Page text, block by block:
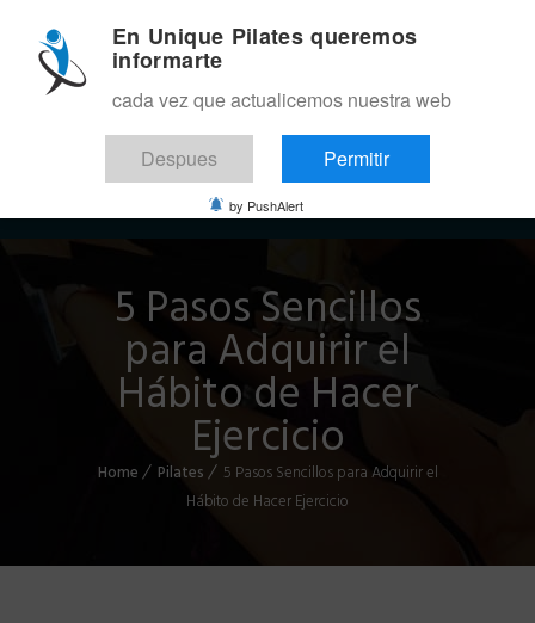
5 Pasos Sencillos
para Adquirir el
Hábito de Hacer
Ejercicio
Home Pilates
5 Pasos Sencillos para Adquirir el
Hábito de Hacer Ejercicio
En Unique Pilates queremos
informarte
cada vez que actualicemos nuestra web
Despues Permitir
by PushAlert